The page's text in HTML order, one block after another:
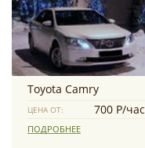
Toyota Camry
ЦЕНА ОТ: 700 Р/час
ПОДРОБНЕЕ